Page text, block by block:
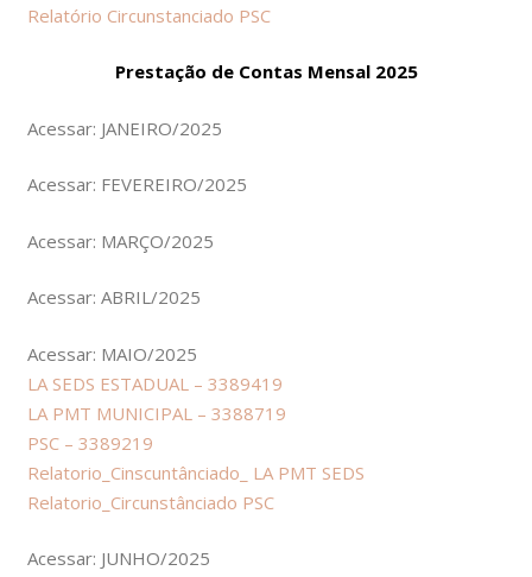
Relatório Circunstanciado PSC
Prestação de Contas Mensal 2025
Acessar: JANEIRO/2025
Acessar: FEVEREIRO/2025
Acessar: MARÇO/2025
Acessar: ABRIL/2025
Acessar: MAIO/2025
LA SEDS ESTADUAL – 3389419
LA PMT MUNICIPAL – 3388719
PSC – 3389219
Relatorio_Cinscuntânciado_ LA PMT SEDS
Relatorio_Circunstânciado PSC
Acessar: JUNHO/2025